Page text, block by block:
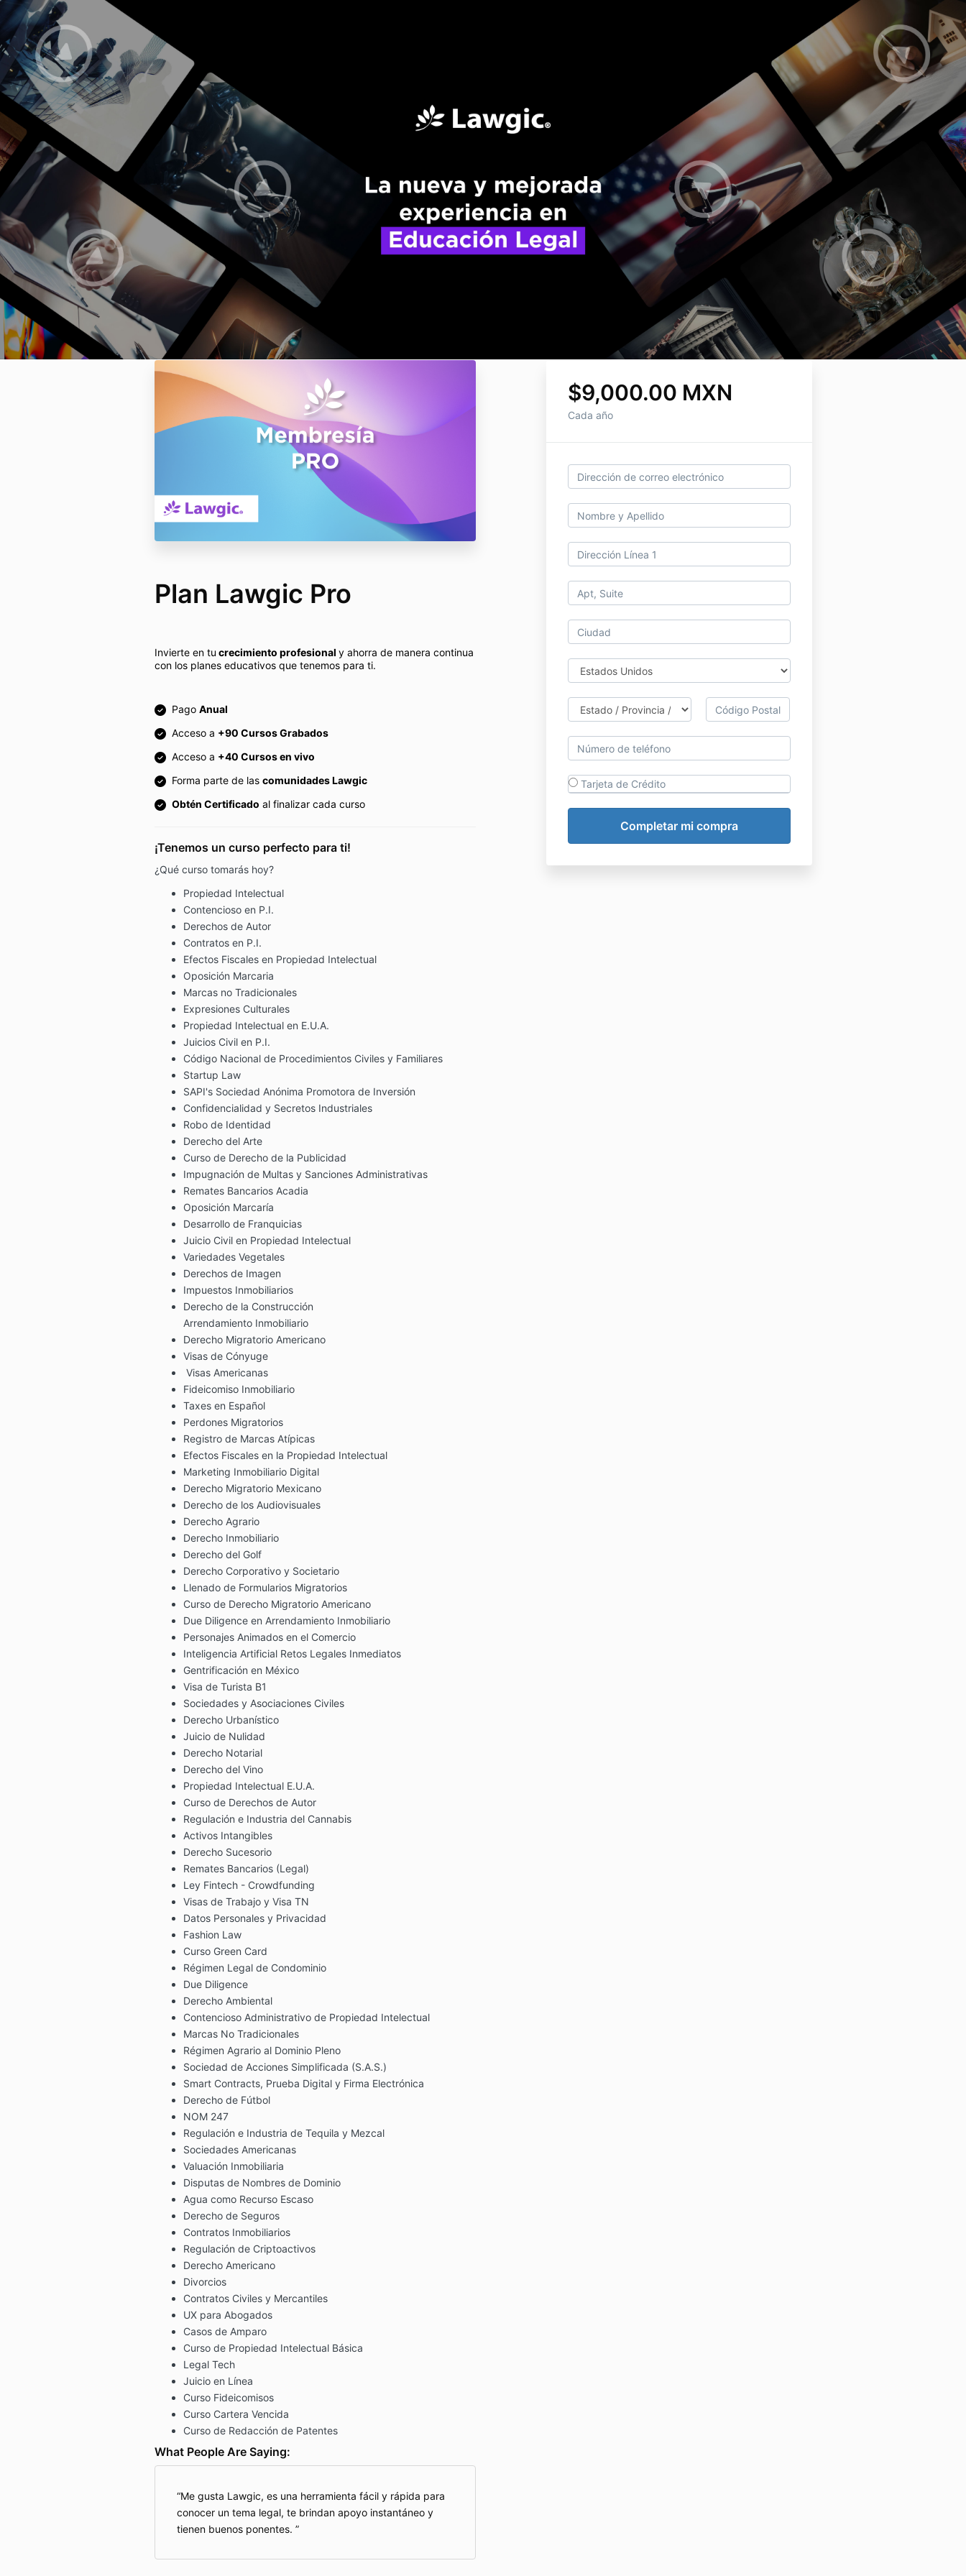
$9,000.00 MXN
Cada año
Tarjeta de Crédito
Plan Lawgic Pro
Invierte en tu crecimiento profesional y ahorra de manera continua
con los planes educativos que tenemos para ti.
Pago Anual
Acceso a +90 Cursos Grabados
Acceso a +40 Cursos en vivo
Forma parte de las comunidades Lawgic
Obtén Certificado al finalizar cada curso
¡Tenemos un curso perfecto para ti!
¿Qué curso tomarás hoy?
Propiedad Intelectual
Contencioso en P.I.
Derechos de Autor
Contratos en P.I.
Efectos Fiscales en Propiedad Intelectual
Oposición Marcaria
Marcas no Tradicionales
Expresiones Culturales
Propiedad Intelectual en E.U.A.
Juicios Civil en P.I.
Código Nacional de Procedimientos Civiles y Familiares
Startup Law
SAPI's Sociedad Anónima Promotora de Inversión
Confidencialidad y Secretos Industriales
Robo de Identidad
Derecho del Arte
Curso de Derecho de la Publicidad
Impugnación de Multas y Sanciones Administrativas
Remates Bancarios Acadia
Oposición Marcaría
Desarrollo de Franquicias
Juicio Civil en Propiedad Intelectual
Variedades Vegetales
Derechos de Imagen
Impuestos Inmobiliarios
Derecho de la Construcción
Arrendamiento Inmobiliario
Derecho Migratorio Americano
Visas de Cónyuge
Visas Americanas
Fideicomiso Inmobiliario
Taxes en Español
Perdones Migratorios
Registro de Marcas Atípicas
Efectos Fiscales en la Propiedad Intelectual
Marketing Inmobiliario Digital
Derecho Migratorio Mexicano
Derecho de los Audiovisuales
Derecho Agrario
Derecho Inmobiliario
Derecho del Golf
Derecho Corporativo y Societario
Llenado de Formularios Migratorios
Curso de Derecho Migratorio Americano
Due Diligence en Arrendamiento Inmobiliario
Personajes Animados en el Comercio
Inteligencia Artificial Retos Legales Inmediatos
Gentrificación en México
Visa de Turista B1
Sociedades y Asociaciones Civiles
Derecho Urbanístico
Juicio de Nulidad
Derecho Notarial
Derecho del Vino
Propiedad Intelectual E.U.A.
Curso de Derechos de Autor
Regulación e Industria del Cannabis
Activos Intangibles
Derecho Sucesorio
Remates Bancarios (Legal)
Ley Fintech - Crowdfunding
Visas de Trabajo y Visa TN
Datos Personales y Privacidad
Fashion Law
Curso Green Card
Régimen Legal de Condominio
Due Diligence
Derecho Ambiental
Contencioso Administrativo de Propiedad Intelectual
Marcas No Tradicionales
Régimen Agrario al Dominio Pleno
Sociedad de Acciones Simplificada (S.A.S.)
Smart Contracts, Prueba Digital y Firma Electrónica
Derecho de Fútbol
NOM 247
Regulación e Industria de Tequila y Mezcal
Sociedades Americanas
Valuación Inmobiliaria
Disputas de Nombres de Dominio
Agua como Recurso Escaso
Derecho de Seguros
Contratos Inmobiliarios
Regulación de Criptoactivos
Derecho Americano
Divorcios
Contratos Civiles y Mercantiles
UX para Abogados
Casos de Amparo
Curso de Propiedad Intelectual Básica
Legal Tech
Juicio en Línea
Curso Fideicomisos
Curso Cartera Vencida
Curso de Redacción de Patentes
What People Are Saying:
Me gusta Lawgic, es una herramienta fácil y rápida para
conocer un tema legal, te brindan apoyo instantáneo y
tienen buenos ponentes.